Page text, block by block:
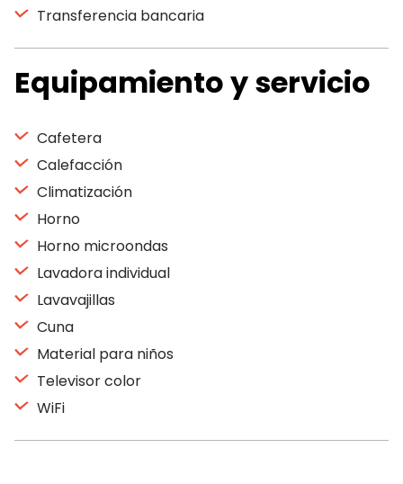
Transferencia bancaria
Equipamiento y servicio
Cafetera
Calefacción
Climatización
Horno
Horno microondas
Lavadora individual
Lavavajillas
Cuna
Material para niños
Televisor color
WiFi